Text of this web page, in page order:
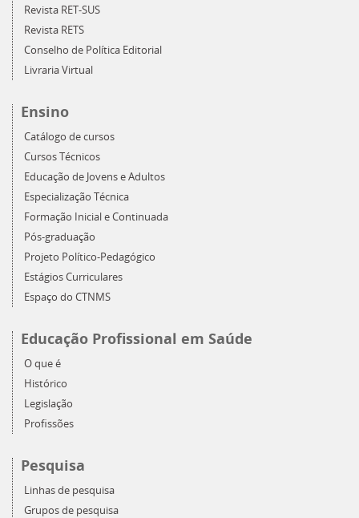
Revista RET-SUS
Revista RETS
Conselho de Política Editorial
Livraria Virtual
Ensino
Catálogo de cursos
Cursos Técnicos
Educação de Jovens e Adultos
Especialização Técnica
Formação Inicial e Continuada
Pós-graduação
Projeto Político-Pedagógico
Estágios Curriculares
Espaço do CTNMS
Educação Profissional em Saúde
O que é
Histórico
Legislação
Profissões
Pesquisa
Linhas de pesquisa
Grupos de pesquisa